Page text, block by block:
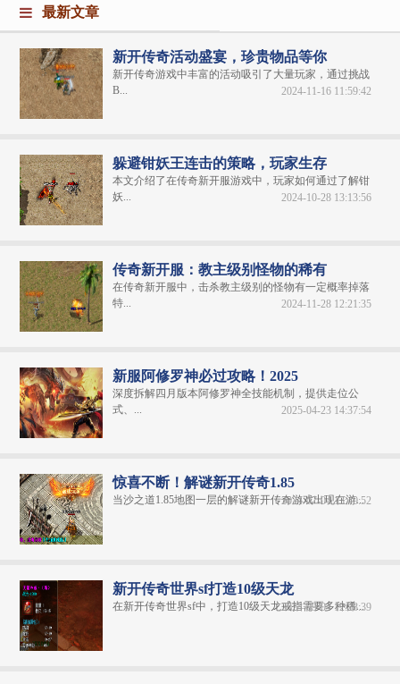
最新文章
新开传奇活动盛宴，珍贵物品等你
新开传奇游戏中丰富的活动吸引了大量玩家，通过挑战
B...
2024-11-16 11:59:42
躲避钳妖王连击的策略，玩家生存
本文介绍了在传奇新开服游戏中，玩家如何通过了解钳
妖...
2024-10-28 13:13:56
传奇新开服：教主级别怪物的稀有
在传奇新开服中，击杀教主级别的怪物有一定概率掉落
特...
2024-11-28 12:21:35
新服阿修罗神必过攻略！2025
深度拆解四月版本阿修罗神全技能机制，提供走位公
式、...
2025-04-23 14:37:54
惊喜不断！解谜新开传奇1.85
当沙之道1.85地图一层的解谜新开传奇游戏出现在游...
2024-07-04 13:40:52
新开传奇世界sf打造10级天龙
在新开传奇世界sf中，打造10级天龙戒指需要多种稀...
2024-09-04 12:28:39